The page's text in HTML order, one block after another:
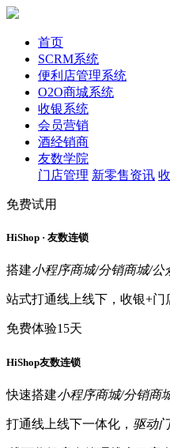
首页
SCRM系统
便利店管理系统
O2O商城系统
收银系统
会员营销
酒经销商
友数学院
门店管理 新零售资讯
免费试用
HiShop · 友数连锁
搭建小程序商城/分销商城/公
站式打通线上线下，收银+门
免费体验15天
HiShop友数连锁
快速搭建小程序商城/分销商
打通线上线下一体化， 驱动